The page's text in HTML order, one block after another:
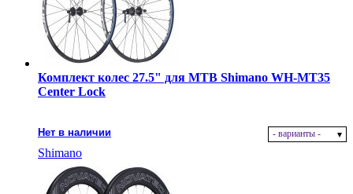
Комплект колес 27.5" для MTB Shimano WH-MT35
Center Lock
Нет в наличии - варианты -
Shimano